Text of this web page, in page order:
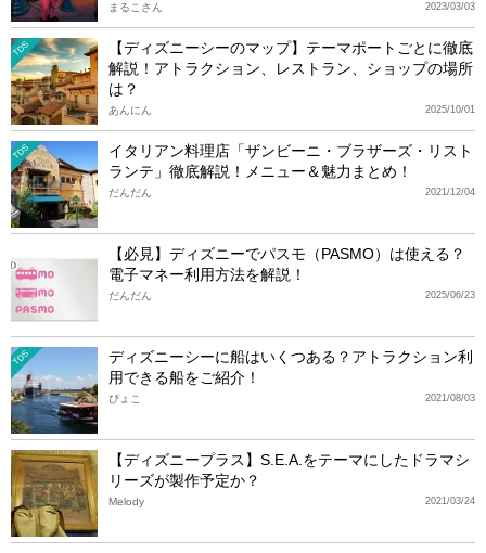
2023/03/03
まるこさん
TDS
【ディズニーシーのマップ】テーマポートごとに徹底
解説！アトラクション、レストラン、ショップの場所
は？
2025/10/01
あんにん
TDS
イタリアン料理店「ザンビーニ・ブラザーズ・リスト
ランテ」徹底解説！メニュー＆魅力まとめ！
2021/12/04
だんだん
【必見】ディズニーでパスモ（PASMO）は使える？
電子マネー利用方法を解説！
2025/06/23
だんだん
TDS
ディズニーシーに船はいくつある？アトラクション利
用できる船をご紹介！
2021/08/03
ぴょこ
【ディズニープラス】S.E.A.をテーマにしたドラマシ
リーズが製作予定か？
2021/03/24
Melody